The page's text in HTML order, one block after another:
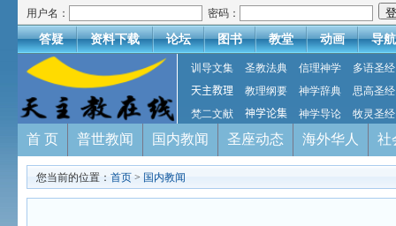
用户名： 密码：
答疑 资料下载 论坛 图书 教堂 动画 导航
训导文集 圣教法典 信理神学
多语圣经
天主教理
教理纲要 神学辞典
思高圣经
梵二文献
神学论集 神学导论 牧灵圣经
首 页 普世教闻 国内教闻 圣座动态 海外华人 社
您当前的位置： 首页 > 国内教闻